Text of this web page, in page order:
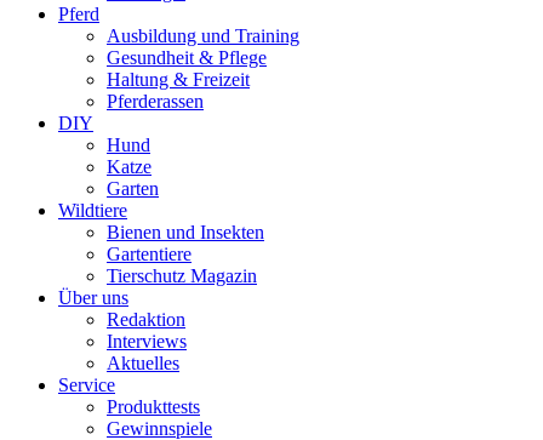
Pferd
Ausbildung und Training
Gesundheit & Pflege
Haltung & Freizeit
Pferderassen
DIY
Hund
Katze
Garten
Wildtiere
Bienen und Insekten
Gartentiere
Tierschutz Magazin
Über uns
Redaktion
Interviews
Aktuelles
Service
Produkttests
Gewinnspiele